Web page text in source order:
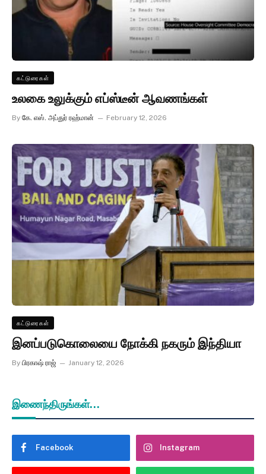
கட்டுரைகள்
உலகை உலுக்கும் எப்ஸ்டீன் ஆவணங்கள்
By கே. எஸ். அப்துர் ரஹ்மான் February 12, 2026
கட்டுரைகள்
இனப்படுகொலையை நோக்கி நகரும் இந்தியா
By பிரகாஷ் ராஜ் January 12, 2026
இணைந்திருங்கள்...
Facebook Instagram